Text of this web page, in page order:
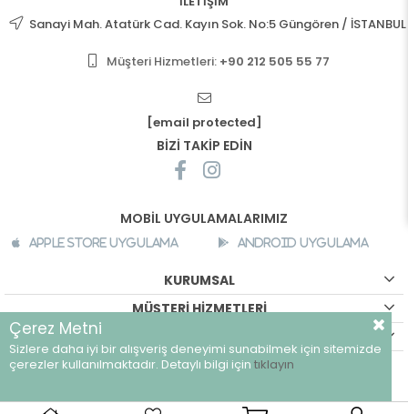
Sanayi Mah. Atatürk Cad. Kayın Sok. No:5 Güngören / İSTANBUL
Müşteri Hizmetleri: +90 212 505 55 77
[email protected]
BİZİ TAKİP EDİN
MOBİL UYGULAMALARIMIZ
Apple Store Uygulama Android Uygulama
KURUMSAL
MÜŞTERİ HİZMETLERİ
©breeze.com.tr - Tüm hakları saklıdır.
Çerez Metni
Sizlere daha iyi bir alışveriş deneyimi sunabilmek için sitemizde
çerezler kullanılmaktadır. Detaylı bilgi için tıklayın